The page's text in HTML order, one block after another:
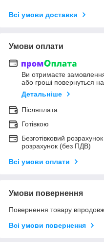
Всі умови доставки
Умови оплати
Ви отримаєте
або гроші повернуться
Детальніше
Післяплата
Готівкою
Безготівковий
розрахунок (без ПДВ)
Всі умови оплати
Умови повернення
Повернення товару
Всі умови повернення